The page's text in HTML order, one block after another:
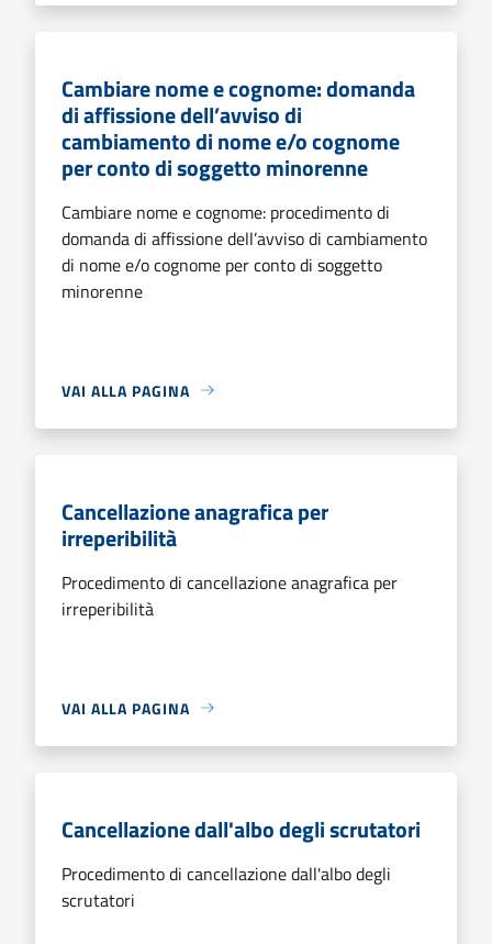
Cambiare nome e cognome: domanda
di affissione dell’avviso di
cambiamento di nome e/o cognome
per conto di soggetto minorenne
Cambiare nome e cognome: procedimento di
domanda di affissione dell’avviso di cambiamento
di nome e/o cognome per conto di soggetto
minorenne
VAI ALLA PAGINA
Cancellazione anagrafica per
irreperibilità
Procedimento di cancellazione anagrafica per
irreperibilità
VAI ALLA PAGINA
Cancellazione dall'albo degli scrutatori
Procedimento di cancellazione dall'albo degli
scrutatori